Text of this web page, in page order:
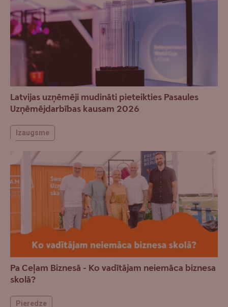
Latvijas uzņēmēji mudināti pieteikties Pasaules
Uzņēmējdarbības kausam 2026
Izaugsme
Pa Ceļam Biznesā - Ko vadītājam neiemāca biznesa
skolā?
Pieredze